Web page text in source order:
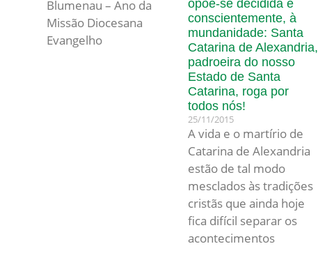
Blumenau – Ano da
Missão Diocesana
Evangelho
opõe-se decidida e
conscientemente, à
mundanidade: Santa
Catarina de Alexandria,
padroeira do nosso
Estado de Santa
Catarina, roga por
todos nós!
25/11/2015
A vida e o martírio de
Catarina de Alexandria
estão de tal modo
mesclados às tradições
cristãs que ainda hoje
fica difícil separar os
acontecimentos